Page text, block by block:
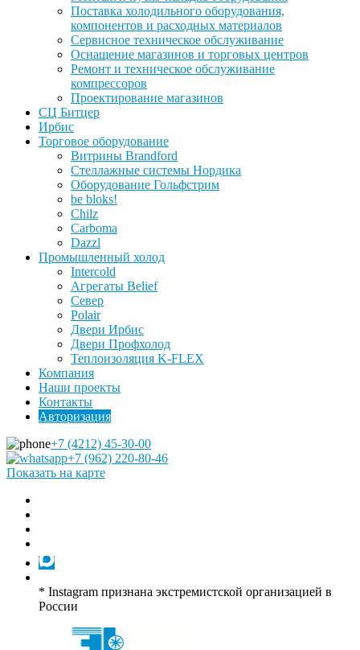
Поставка холодильного оборудования,
компонентов и расходных материалов
Сервисное техническое обслуживание
Оснащение магазинов и торговых центров
Ремонт и техническое обслуживание
компрессоров
Проектирование магазинов
СЦ Битцер
Ирбис
Торговое оборудование
Витрины Brandford
Стеллажные системы Нордика
Оборудование Гольфстрим
be bloks!
Chilz
Carboma
Dazzl
Промышленный холод
Intercold
Агрегаты Belief
Север
Polair
Двери Ирбис
Двери Профхолод
Теплоизоляция K-FLEX
Компания
Наши проекты
Контакты
Авторизация
+7 (4212) 45-30-00
+7 (962) 220-80-46
Показать на карте
* Instagram признана экстремистской организацией в
России